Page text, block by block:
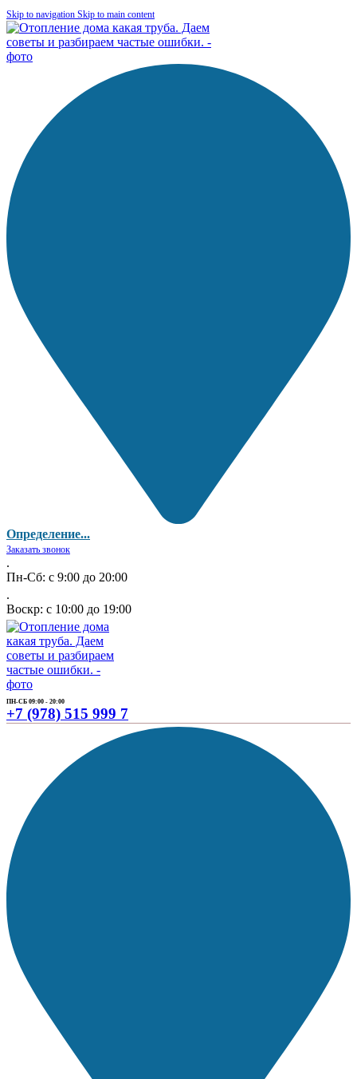
Skip to navigation Skip to main content
Определение...
Заказать звонок
.
Пн-Сб: с 9:00 до 20:00
.
Воскр: с 10:00 до 19:00
ПН-СБ 09:00 - 20:00
+7 (978) 515 999 7